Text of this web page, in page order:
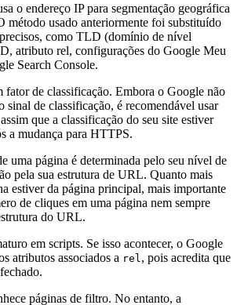
o endereço IP para segmentação geográfica
método usado anteriormente foi substituído
como TLD (domínio de nível
atributo rel, configurações do Google Meu
Search Console.
fator de classificação. Embora o Google não
sinal de classificação, é recomendável usar
que a classificação do seu site estiver
a mudança para HTTPS.
uma página é determinada pelo seu nível de
pela sua estrutura de URL. Quanto mais
estiver da página principal, mais importante
de cliques em uma página nem sempre
do URL.
em scripts. Se isso acontecer, o Google
atributos associados a rel , pois acredita que
páginas de filtro. No entanto, a